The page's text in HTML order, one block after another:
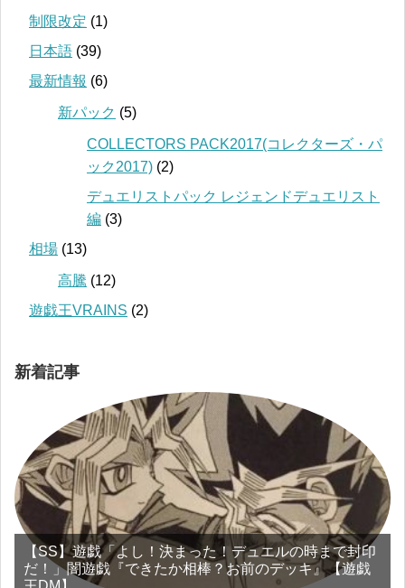
制限改定 (1)
日本語 (39)
最新情報 (6)
新パック (5)
COLLECTORS PACK2017(コレクターズ・パ
ック2017) (2)
デュエリストパック レジェンドデュエリスト
編 (3)
相場 (13)
高騰 (12)
遊戯王VRAINS (2)
新着記事
【SS】遊戯「よし！決まった！デュエルの時まで封印
だ！」闇遊戯『できたか相棒？お前のデッキ』【遊戯